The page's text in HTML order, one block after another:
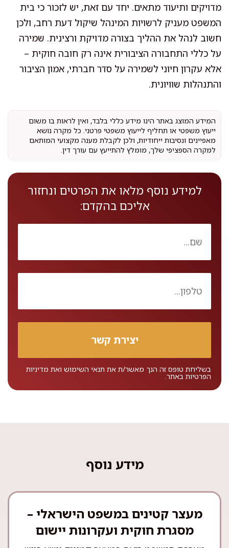
מדויקים ותיעוד מתאים. יחד עם זאת, יש לזכור כי בית
המשפט מעניק לרשויות המינהל שיקול דעת רחב, ולכן
חשוב לנהל את ההליך בצורה מדויקת ורצינית. שמירה
על כללי התחבורה הציבורית אינה רק חובה חוקית –
אלא עקרון חיוני לשמירה על סדר חברתי, אמון הציבור
והתנהלות שוויונית.
המידע המוצג באתר הינו מידע כללי בלבד, ואין לראות בו משום
ייעוץ משפטי או תחליף לייעוץ משפטי פרטני. כל מקרה נושא
מאפיינים ונסיבות ייחודיות, ולכן לקבלת מענה מקצועי המותאם
למקרה הספציפי שלך, מומלץ להתייעץ עם עורך דין.
למידע נוסף מלאו את הפרטים ונחזור
אליכם בהקדם:
בשליחת טופס זה הנך מאשר/ת את תנאי השימוש ואת מדיניות
הפרטיות באתר.
מידע נוסף
מעצר קטינים במשפט הישראלי –
מסגרת חוקית ועקרונות יישום